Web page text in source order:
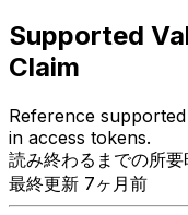
Supported
Claim
Reference
in access tokens.
読み終わるまでの所要
最終更新 7ヶ月前